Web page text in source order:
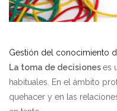
Gestión del conocimiento
La toma de decisioneses
habituales. En el ámbito
quehacer y en las